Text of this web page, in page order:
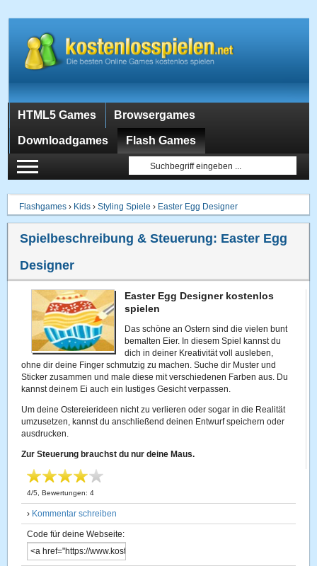
HTML5 Games Browsergames
Downloadgames Flash Games
Flashgames › Kids ›Styling Spiele › Easter Egg Designer
Spielbeschreibung & Steuerung: Easter Egg
Designer
Easter Egg Designer kostenlos
spielen
Das schöne an Ostern sind die vielen bunt
bemalten Eier. In diesem Spiel kannst du
dich in deiner Kreativität voll ausleben,
ohne dir deine Finger schmutzig zu machen. Suche dir Muster und
Sticker zusammen und male diese mit verschiedenen Farben aus. Du
kannst deinem Ei auch ein lustiges Gesicht verpassen.
Um deine Ostereierideen nicht zu verlieren oder sogar in die Realität
umzusetzen, kannst du anschließend deinen Entwurf speichern oder
ausdrucken.
Zur Steuerung brauchst du nur deine Maus.
4/5 , Bewertungen:4
› Kommentar schreiben
Code für deine Webseite: